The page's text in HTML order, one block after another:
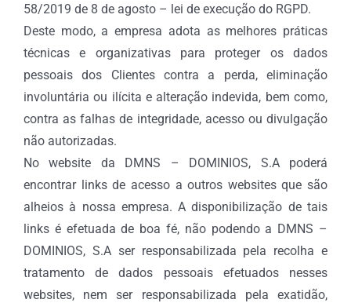
58/2019 de 8 de agosto – lei de execução do RGPD.
Deste modo, a empresa adota as melhores práticas
técnicas e organizativas para proteger os dados
pessoais dos Clientes contra a perda, eliminação
involuntária ou ilícita e alteração indevida, bem como,
contra as falhas de integridade, acesso ou divulgação
não autorizadas.
No website da DMNS – DOMINIOS, S.A poderá
encontrar links de acesso a outros websites que são
alheios à nossa empresa. A disponibilização de tais
links é efetuada de boa fé, não podendo a DMNS –
DOMINIOS, S.A ser responsabilizada pela recolha e
tratamento de dados pessoais efetuados nesses
websites, nem ser responsabilizada pela exatidão,